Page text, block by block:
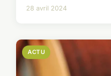
28 avril 2024
ACTU